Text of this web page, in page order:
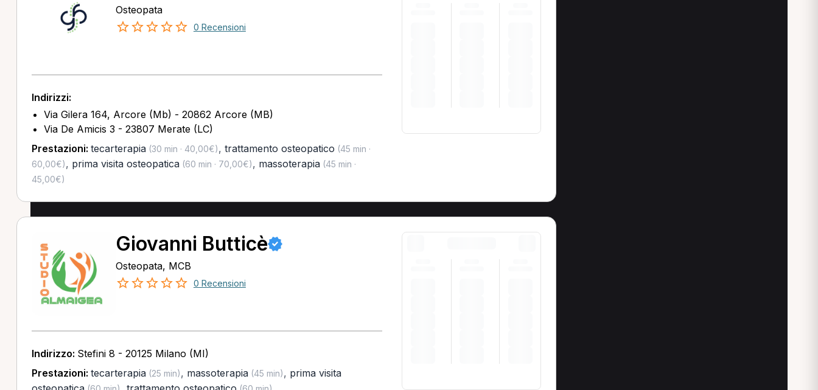
Osteopata
0 Recensioni
Indirizzi:
Via Gilera 164, Arcore (Mb) - 20862 Arcore (MB)
Via De Amicis 3 - 23807 Merate (LC)
Prestazioni: tecarterapia(30 min · 40,00€), trattamento osteopatico (45 min ·
60,00€), prima visita osteopatica(60 min · 70,00€), massoterapia(45 min ·
45,00€)
Giovanni Butticè
Osteopata, MCB
0 Recensioni
Indirizzo: Stefini 8 - 20125 Milano (MI)
Prestazioni: tecarterapia(25 min), massoterapia(45 min), prima visita